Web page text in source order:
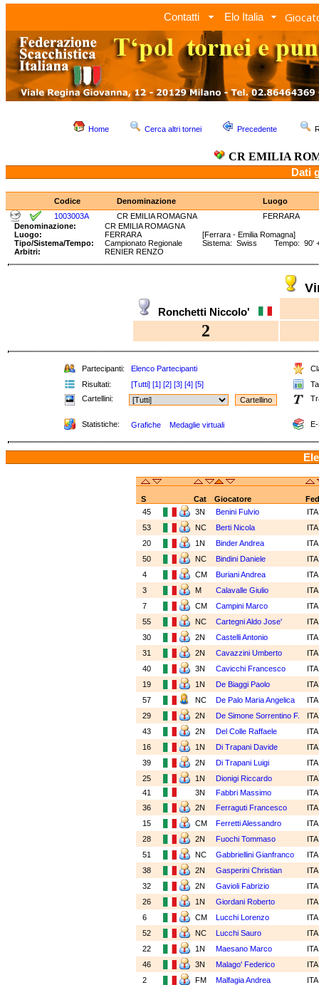
Contatti Elo Italia
Home Cerca altri tornei Precedente
CR EMILIA
Dati
Codice Denominazione
Luogo
1003003A
CR EMILIA ROMAGNA
FERRARA
Denominazione:
CR EMILIA ROMAGNA
Luogo:
FERRARA
[Ferrara - Emilia Romagna]
Tipo/Sistema/Tempo:
Campionato Regionale
Sistema: Swiss Tempo: 90'
Arbitri:
RENIER RENZO
Ronchetti Niccolo'
2
Partecipanti: Elenco Partecipanti
Risultati:
[Tutti] [1] [2] [3] [4] [5]
Cartellini:
Statistiche: Grafiche Medaglie virtuali
S Cat Giocatore
Fed
45
3N Benini Fulvio
53
NC Berti Nicola
20
1N Binder Andrea
50
NC Bindini Daniele
4
CM Buriani Andrea
3
M Calavalle Giulio
7
CM Campini Marco
55
NC Cartegni Aldo Jose'
30
2N Castelli Antonio
31
2N Cavazzini Umberto
40
3N Cavicchi Francesco
19
1N De Biaggi Paolo
57
NC De Palo Maria Angelica
29
2N De Simone Sorrentino F.
43
2N Del Colle Raffaele
16
1N Di Trapani Davide
39
2N Di Trapani Luigi
25
1N Dionigi Riccardo
41
3N Fabbri Massimo
36
2N Ferraguti Francesco
15
CM Ferretti Alessandro
28
2N Fuochi Tommaso
51
NC Gabbriellini Gianfranco
38
2N Gasperini Christian
32
2N Gavioli Fabrizio
26
1N Giordani Roberto
6
CM Lucchi Lorenzo
52
NC Lucchi Sauro
22
1N Maesano Marco
46
3N Malago' Federico
2
FM Malfagia Andrea